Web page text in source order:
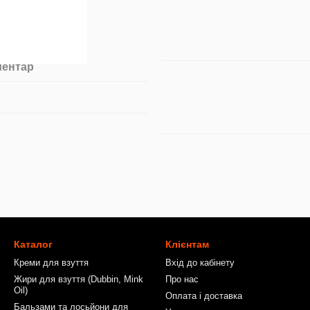
Каталог
Креми для взуття
Жири для взуття (Dubbin, Mink
Oil)
Бальзами та лосьйони для
Клієнтам
Вхід до кабінету
Про нас
Оплата і доставка